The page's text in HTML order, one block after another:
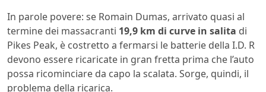
In parole povere: se Romain Dumas, arrivato quasi al
termine dei massacranti 19,9 km di curve in salita di
Pikes Peak, è costretto a fermarsi le batterie della I.D. R
devono essere ricaricate in gran fretta prima che l’auto
possa ricominciare da capo la scalata. Sorge, quindi, il
problema della ricarica.